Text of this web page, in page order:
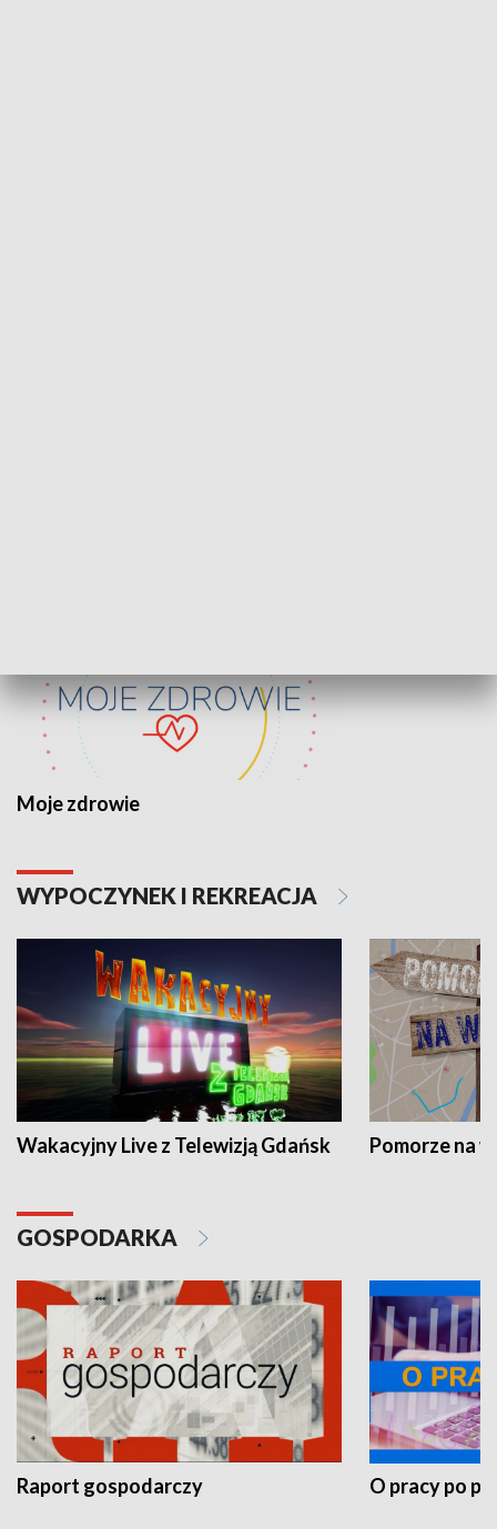
Moje zdrowie
WYPOCZYNEK I REKREACJA
Wakacyjny Live z Telewizją Gdańsk Pomorze na
GOSPODARKA
Raport gospodarczy O pracy po